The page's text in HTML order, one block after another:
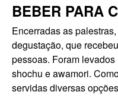
BEBER PARA
Encerradas as
degustação, que
pessoas. Foram
shochu e awamori.
servidas diversas